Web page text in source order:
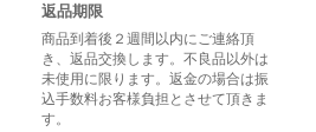
返品期限
商品到着後２週間以内にご連絡頂
き、返品交換します。不良品以外は
未使用に限ります。返金の場合は振
込手数料お客様負担とさせて頂きま
す。